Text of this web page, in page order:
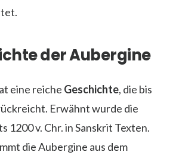
der Aubergine
eine reiche Geschichte, die bis
Erwähnt wurde die
1200 v. Chr. in Sanskrit Texten.
die Aubergine aus dem